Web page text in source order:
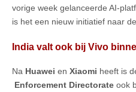
vorige week gelanceerde AI-
is het een nieuw initiatief naar
India valt ook bij Vivo
Na Huawei en Xiaomi heeft is
Enforcement Directorate ook